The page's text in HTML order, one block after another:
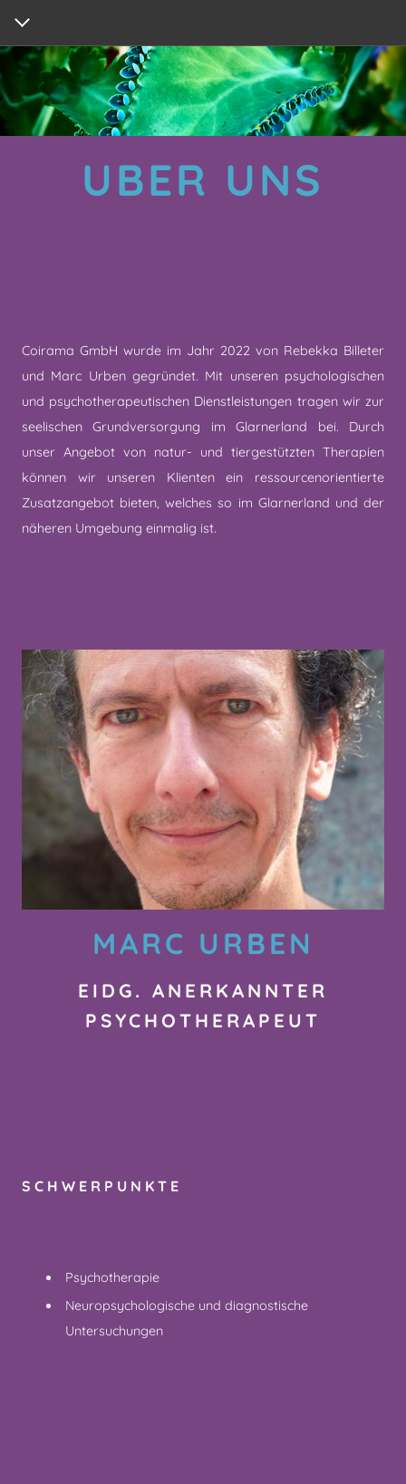
ÜBER UNS
Coirama GmbH wurde im Jahr 2022 von Rebekka Billeter
und Marc Urben gegründet. Mit unseren psychologischen
und psychotherapeutischen Dienstleistungen tragen wir zur
seelischen Grundversorgung im Glarnerland bei. Durch
unser Angebot von natur- und tiergestützten Therapien
können wir unseren Klienten ein ressourcenorientierte
Zusatzangebot bieten, welches so im Glarnerland und der
näheren Umgebung einmalig ist.
MARC URBEN
EIDG. ANERKANNTER
PSYCHOTHERAPEUT
SCHWERPUNKTE
Psychotherapie
Neuropsychologische und diagnostische
Untersuchungen
HOME
ANGEBOT
PSYCHOTHERAPIE
JOB COACHING
INFORMATIONEN